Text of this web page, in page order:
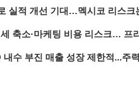
실적 개선 기대…멕시코 리스크
축소·마케팅 비용 리스크… 프
수 부진 매출 성장 제한적...주